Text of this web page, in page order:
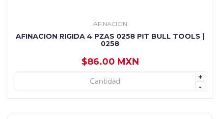
AFINACION
AFINACION RIGIDA 4 PZAS 0258 PIT BULL TOOLS |
0258
$86.00 MXN
+
-
+ AGREGAR